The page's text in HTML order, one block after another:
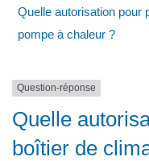
Quelle autorisation pour
pompe à chaleur ?
Question-réponse
Quelle
boîtier de